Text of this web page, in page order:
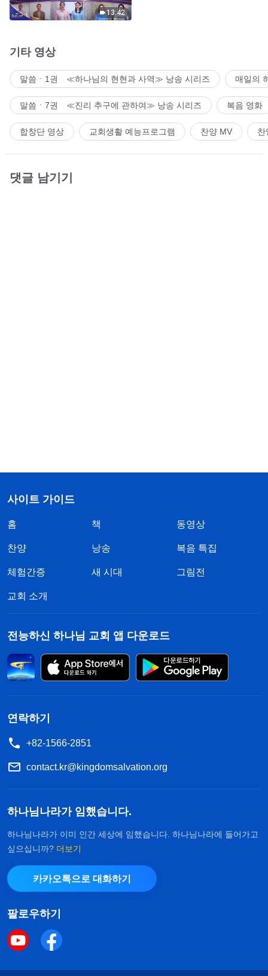
13:42
기타 영상
말씀ㆍ1권 ≪하나님의 현현과 사역≫ 낭송 시리즈 매일의
말씀ㆍ7권 ≪진리 추구에 관하여≫ 낭송 시리즈 복음 영화
합창단 영상 교회생활 예능프로그램 찬양 MV 찬
댓글 남기기
사이트 가이드
홈 책 동영상
찬양 낭송 복음 특집
체험간증 새 시대 그림전
교회 소개
전능하신 하나님 교회 앱 다운로드
연락하기
+82-1566-2851
contact.kr@kingdomsalvation.org
하나님나라가 임했습니다.
하나님나라가 이미 인간 세상에 임했습니다. 하나님나라에 들어가고
싶으십니까? 더보기
카카오톡으로 대화하기
팔로우하기